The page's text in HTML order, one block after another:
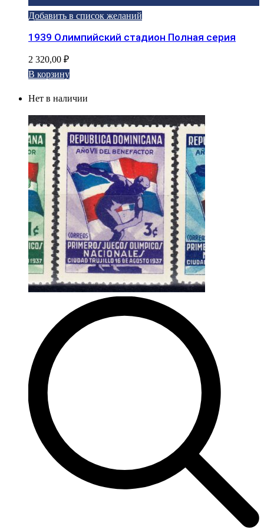
Добавить в список желаний
1939 Олимпийский стадион Полная серия
2 320,00 ₽
В корзину
Нет в наличии